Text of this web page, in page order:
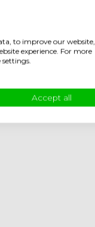
vullingen
150 cm en 250 cm
HRSOHV
to improve our
experience. For more
Accept all